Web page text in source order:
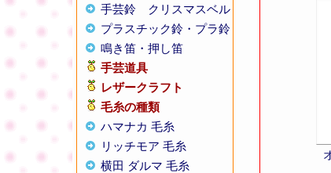
手芸鈴
クリスマスベル
プラスチック鈴・プラ鈴
鳴き笛・押し笛
手芸道具
レザークラフト
毛糸の種類
ハマナカ 毛糸
リッチモア 毛糸
横田 ダルマ 毛糸